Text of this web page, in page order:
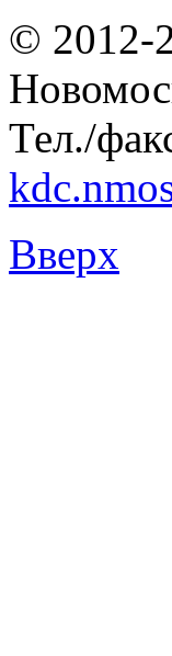
© 2012-
Тел./
Вверх